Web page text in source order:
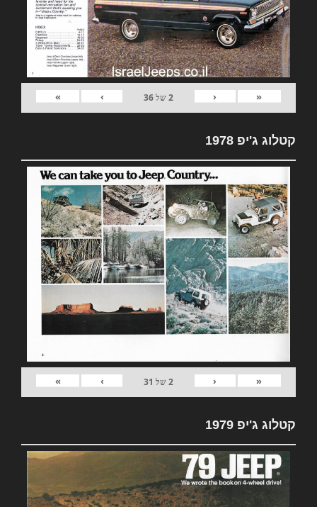
«
‹
2של36
›
»
קטלוג ג'יפ 1978
«
‹
2של 31
›
»
קטלוג ג'יפ 1979